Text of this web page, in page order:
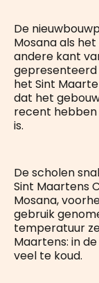
De
Mosana als
andere kant
gepresenteerd
het Sint
dat het
recent
is.
De scholen
Sint Maartens
Mosana,
gebruik
temperatuur
Maartens: in
veel te koud.